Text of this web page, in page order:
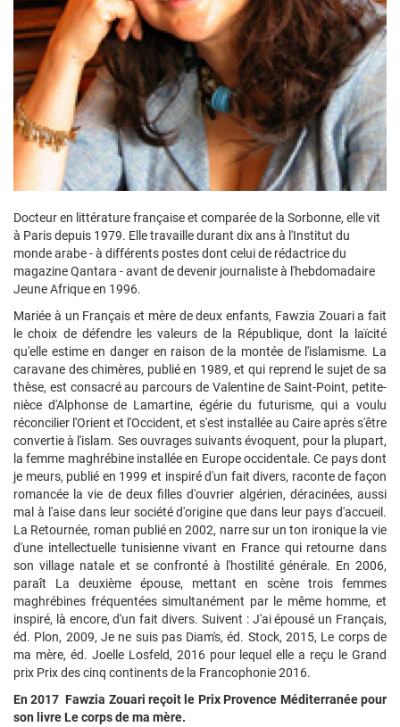
Docteur en littérature française et comparée de la Sorbonne, elle vit
à Paris depuis 1979. Elle travaille durant dix ans à l'Institut du
monde arabe - à différents postes dont celui de rédactrice du
magazine Qantara - avant de devenir journaliste à l'hebdomadaire
Jeune Afrique en 1996.
Mariée à un Français et mère de deux enfants, Fawzia Zouari a fait
le choix de défendre les valeurs de la République, dont la laïcité
qu'elle estime en danger en raison de la montée de l'islamisme. La
caravane des chimères, publié en 1989, et qui reprend le sujet de sa
thèse, est consacré au parcours de Valentine de Saint-Point, petite-
nièce d'Alphonse de Lamartine, égérie du futurisme, qui a voulu
réconcilier l'Orient et l'Occident, et s'est installée au Caire après s'être
convertie à l'islam. Ses ouvrages suivants évoquent, pour la plupart,
la femme maghrébine installée en Europe occidentale. Ce pays dont
je meurs, publié en 1999 et inspiré d'un fait divers, raconte de façon
romancée la vie de deux filles d'ouvrier algérien, déracinées, aussi
mal à l'aise dans leur société d'origine que dans leur pays d'accueil.
La Retournée, roman publié en 2002, narre sur un ton ironique la vie
d'une intellectuelle tunisienne vivant en France qui retourne dans
son village natale et se confronté à l'hostilité générale. En 2006,
paraît La deuxième épouse, mettant en scène trois femmes
maghrébines fréquentées simultanément par le même homme, et
inspiré, là encore, d'un fait divers. Suivent : J'ai épousé un Français,
éd. Plon, 2009, Je ne suis pas Diam's, éd. Stock, 2015, Le corps de
ma mère, éd. Joelle Losfeld, 2016 pour lequel elle a reçu le Grand
prix Prix des cinq continents de la Francophonie 2016.
En 2017 Fawzia Zouari reçoit le Prix Provence Méditerranée pour
son livre Le corps de ma mère.